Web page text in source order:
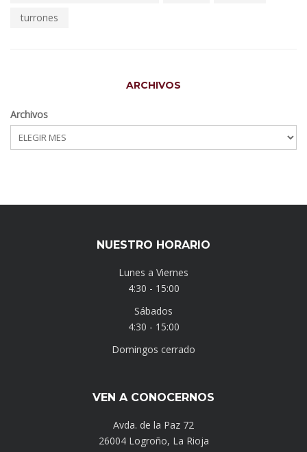
turrones
ARCHIVOS
Archivos
NUESTRO HORARIO
Lunes a Viernes
4:30 - 15:00
Sábados
4:30 - 15:00
Domingos cerrado
VEN A CONOCERNOS
Avda. de la Paz 72
26004 Logroño, La Rioja